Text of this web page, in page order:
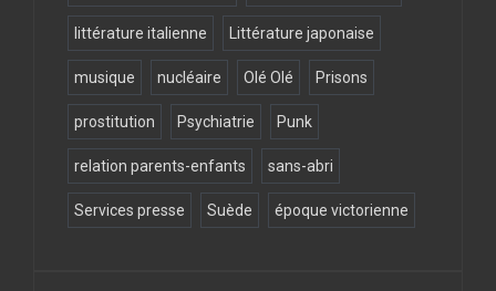
littérature italienne Littérature japonaise
musique nucléaire Olé Olé Prisons
prostitution Psychiatrie Punk
relation parents-enfants sans-abri
Services presse Suède époque victorienne